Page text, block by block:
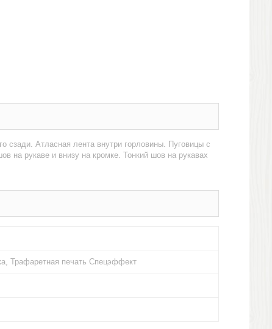
сзади. Атласная лента внутри горловины. Пуговицы с
на рукаве и внизу на кромке. Тонкий шов на рукавах
Трафаретная печать Спецэффект